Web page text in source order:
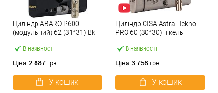
В наявності
Циліндр ABARO P600
(модульний) 62 (31*31) Bk
Ціна 2 887 грн.
У кошик
В наявності
Циліндр CISA Astral Tekno
PRO 60 (30*30) нікель
Ціна 3 758 грн.
У кошик